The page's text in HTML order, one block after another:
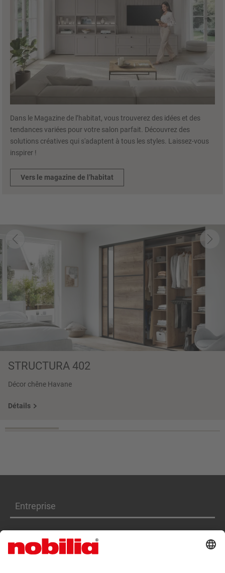
Dans le Magazine de l’habitat, vous trouverez des idées et des
tendances variées pour votre salon parfait. Découvrez des
solutions créatives qui s'adaptent à tous les styles. Laissez-vous
inspirer !
Vers le magazine de l’habitat
STRUCTURA 402
Décor chêne Havane
Détails
Entreprise
Produits